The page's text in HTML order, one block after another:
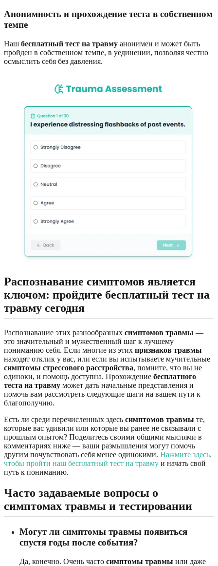
Анонимность и прохождение теста в собственном
темпе
Наш бесплатный тест на травму анонимен и может быть
пройден в собственном темпе, в уединении, позволяя честно
осмыслить себя без давления.
Распознавание симптомов является
ключом: пройдите бесплатный тест на
травму сегодня
Распознавание этих разнообразных симптомов травмы —
это значительный и мужественный шаг к лучшему
пониманию себя. Если многие из этих признаков травмы
находят отклик у вас, или если вы испытываете мучительные
симптомы стрессового расстройства, помните, что вы не
одиноки, и помощь доступна. Прохождение бесплатного
теста на травму может дать начальные представления и
помочь вам рассмотреть следующие шаги на вашем пути к
благополучию.
Есть ли среди перечисленных здесь симптомов травмы те,
которые вас удивили или которые вы ранее не связывали с
прошлым опытом? Поделитесь своими общими мыслями в
комментариях ниже — ваши размышления могут помочь
другим почувствовать себя менее одинокими. Нажмите здесь,
чтобы пройти наш бесплатный тест на травму и начать свой
путь к пониманию.
Часто задаваемые вопросы о
симптомах травмы и тестировании
Могут ли симптомы травмы появиться
спустя годы после события?
Да, конечно. Очень часто симптомы травмы или даже